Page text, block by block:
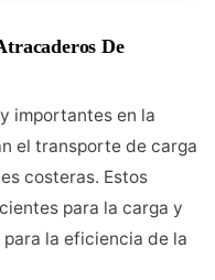
De
importantes en la
el transporte de carga
costeras. Estos
para la carga y
la eficiencia de la